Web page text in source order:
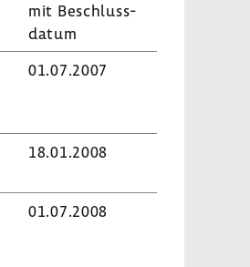
mit Beschluss­
datum
01.07.2007
18.01.2008
01.07.2008